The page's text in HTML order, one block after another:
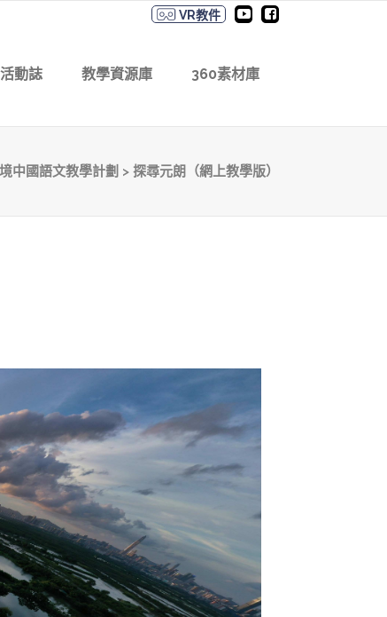
VR教件
活動誌 教學資源庫 360素材庫
中國語文教學計劃 > 探尋元朗（網上教學版）